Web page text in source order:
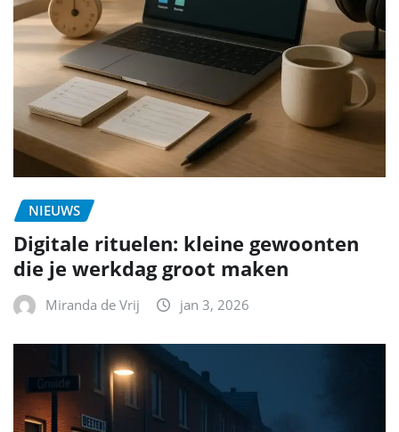
NIEUWS
Digitale rituelen: kleine gewoonten
die je werkdag groot maken
Miranda de Vrij jan 3, 2026